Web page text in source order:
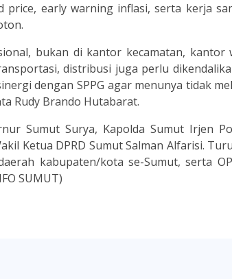
early warning inflasi, serta kerja
bukan di kantor kecamatan, kantor
distribusi juga perlu
dengan SPPG agar menunya tidak
Rudy Brando Hutabarat.
Sumut Surya, Kapolda Sumut Irjen
Ketua DPRD Sumut Salman Alfarisi.
kabupaten/kota se-Sumut, serta
SUMUT)